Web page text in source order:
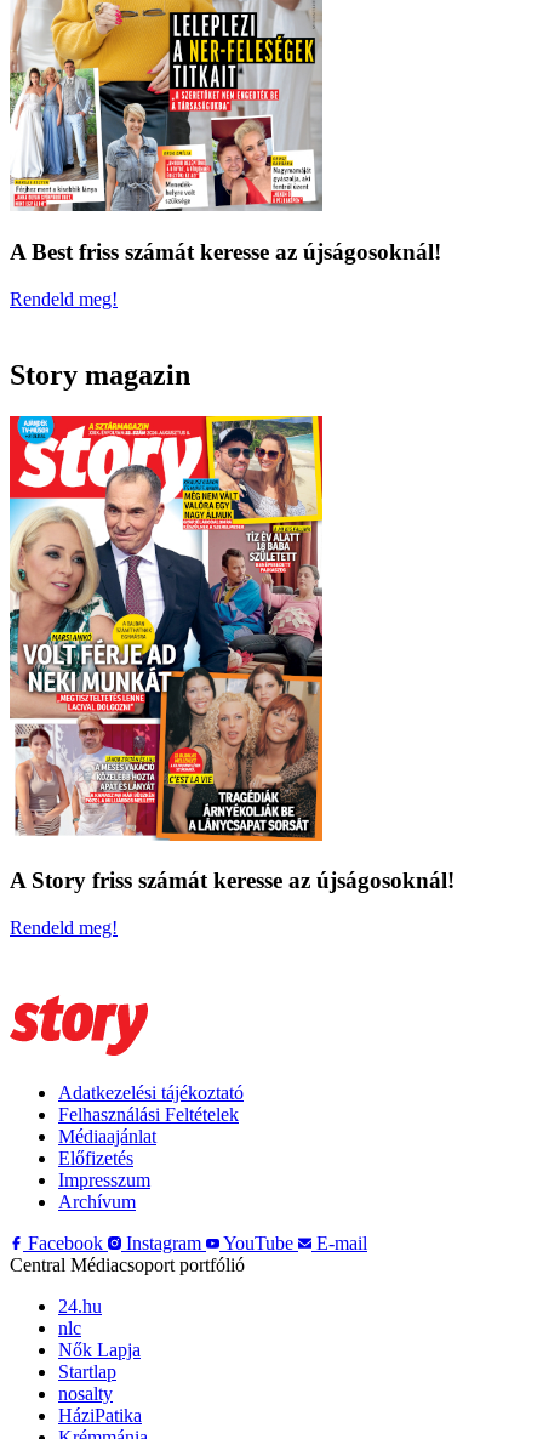
A Best friss számát keresse az újságosoknál!
Rendeld meg!
Story magazin
A Story friss számát keresse az újságosoknál!
Rendeld meg!
Adatkezelési tájékoztató
Felhasználási Feltételek
Médiaajánlat
Előfizetés
Impresszum
Archívum
Facebook
Instagram YouTube
E-mail
Central Médiacsoport portfólió
24.hu
nlc
Nők Lapja
Startlap
nosalty
HáziPatika